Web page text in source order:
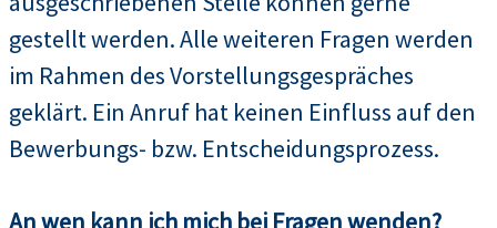
gestellt werden. Alle weiteren Fragen werden
im Rahmen des Vorstellungsgespräches
geklärt. Ein Anruf hat keinen Einfluss auf den
Bewerbungs- bzw. Entscheidungsprozess.
An wen kann ich mich bei Fragen wenden?